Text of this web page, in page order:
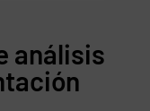
análisis